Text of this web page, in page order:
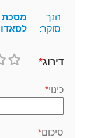
הנך
סוקר:
לסאדו
דירוג
כינוי
סיכום